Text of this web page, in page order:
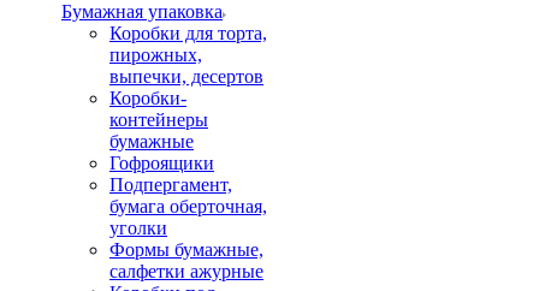
Бумажная упаковка
Коробки для торта,
пирожных,
выпечки, десертов
Коробки-
контейнеры
бумажные
Гофроящики
Подпергамент,
бумага оберточная,
уголки
Формы бумажные,
салфетки ажурные